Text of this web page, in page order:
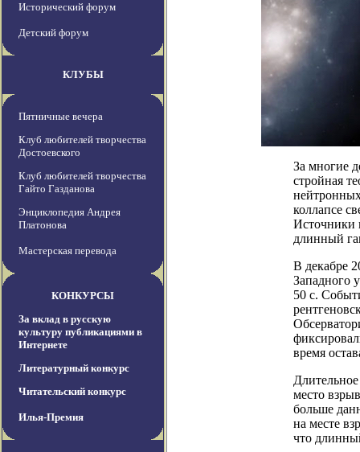
Исторический форум
Детский форум
КЛУБЫ
Пятничные вечера
Клуб любителей творчества
Достоевского
Клуб любителей творчества
Гайто Газданова
Энциклопедия Андрея
Платонова
Мастерская перевода
КОНКУРСЫ
За вклад в русскую
культуру публикациями в
Интернете
Литературный конкурс
Читательский конкурс
Илья-Премия
За многие
стройная
коллапсе
Источники
длинный
В декабре
Западного
50 с.
время
место
больше
на месте
что